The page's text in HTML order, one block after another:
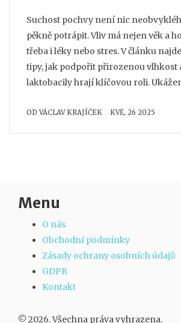
Suchost pochvy není nic
pěkně potrápit. Vliv má nejen věk a
třeba i léky nebo stres. V článku
tipy, jak podpořit přirozenou vlhkost
laktobacily hrají klíčovou roli.
zamířit k lékaři. Dozvíte se, které
ODVÁCLAV KRAJÍČEK KVĚ, 26 2025
Menu
O nás
Obchodní podmínky
Zásady ochrany osobních údajů
GDPR
Kontakt
© 2026. Všechna práva vyhrazena.